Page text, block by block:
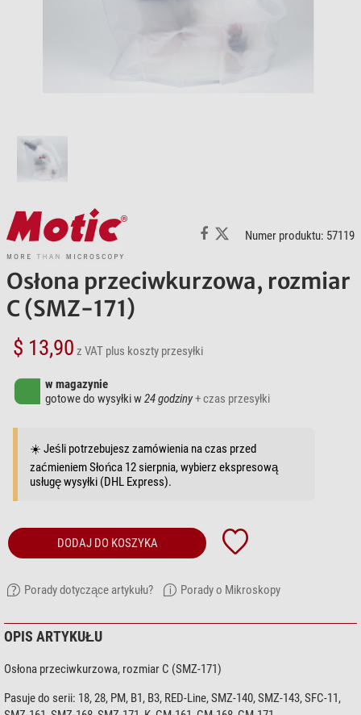
Numer produktu: 57119
Osłona przeciwkurzowa, rozmiar
C (SMZ-171)
$ 13,90 z VAT plus koszty przesyłki
w magazynie
gotowe do wysyłki w24 godziny+ czas przesyłki
☀️ Jeśli potrzebujesz zamówienia na czas przed
zaćmieniem Słońca 12 sierpnia, wybierz ekspresową
usługę wysyłki (DHL Express).
DODAJ DO KOSZYKA
Porady dotyczące artykułu? Porady o Mikroskopy
OPIS ARTYKUŁU
Osłona przeciwkurzowa, rozmiar C (SMZ-171)
Pasuje do serii: 18, 28, PM, B1, B3, RED-Line, SMZ-140, SMZ-143, SFC-11,